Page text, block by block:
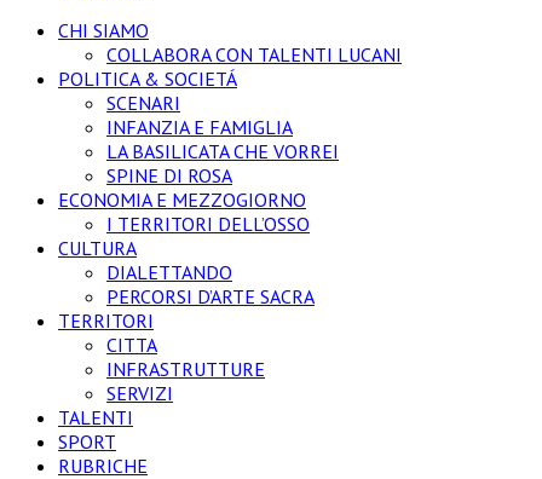
CHI SIAMO
COLLABORA CON TALENTI LUCANI
POLITICA & SOCIETÁ
SCENARI
INFANZIA E FAMIGLIA
LA BASILICATA CHE VORREI
SPINE DI ROSA
ECONOMIA E MEZZOGIORNO
I TERRITORI DELL’OSSO
CULTURA
DIALETTANDO
PERCORSI D’ARTE SACRA
TERRITORI
CITTA
INFRASTRUTTURE
SERVIZI
TALENTI
SPORT
RUBRICHE